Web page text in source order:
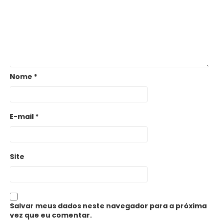
Nome *
E-mail *
Site
Salvar meus dados neste navegador para a próxima
vez que eu comentar.